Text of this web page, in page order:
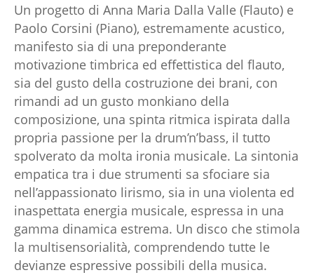
Un progetto di Anna Maria Dalla Valle (Flauto) e
Paolo Corsini (Piano), estremamente acustico,
manifesto sia di una preponderante
motivazione timbrica ed effettistica del flauto,
sia del gusto della costruzione dei brani, con
rimandi ad un gusto monkiano della
composizione, una spinta ritmica ispirata dalla
propria passione per la drum’n’bass, il tutto
spolverato da molta ironia musicale. La sintonia
empatica tra i due strumenti sa sfociare sia
nell’appassionato lirismo, sia in una violenta ed
inaspettata energia musicale, espressa in una
gamma dinamica estrema. Un disco che stimola
la multisensorialità, comprendendo tutte le
devianze espressive possibili della musica.